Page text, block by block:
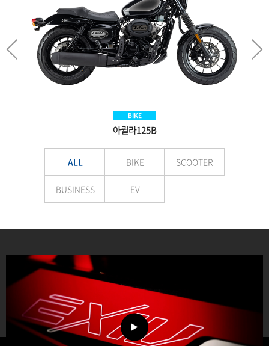
BIKE
아퀼라125B
BIKE
Aquila300BS
SCOOTER
VNEX125
EV
E-LuTion
ALL BIKE SCOOTER
BUSINESS EV